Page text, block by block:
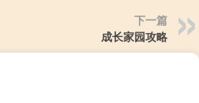
下一篇
成长家园攻略